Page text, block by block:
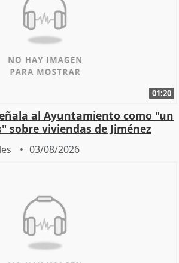
01:20
al Ayuntamiento como "un
sobre viviendas de Jiménez
03/08/2026